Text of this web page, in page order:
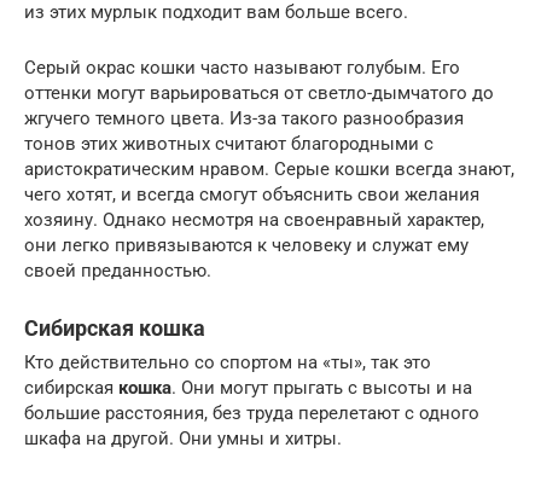
из этих мурлык подходит вам больше всего.
Серый окрас кошки часто называют голубым. Его
оттенки могут варьироваться от светло-дымчатого до
жгучего темного цвета. Из-за такого разнообразия
тонов этих животных считают благородными с
аристократическим нравом. Серые кошки всегда знают,
чего хотят, и всегда смогут объяснить свои желания
хозяину. Однако несмотря на своенравный характер,
они легко привязываются к человеку и служат ему
своей преданностью.
Сибирская кошка
Кто действительно со спортом на «ты», так это
сибирская кошка. Они могут прыгать с высоты и на
большие расстояния, без труда перелетают с одного
шкафа на другой. Они умны и хитры.